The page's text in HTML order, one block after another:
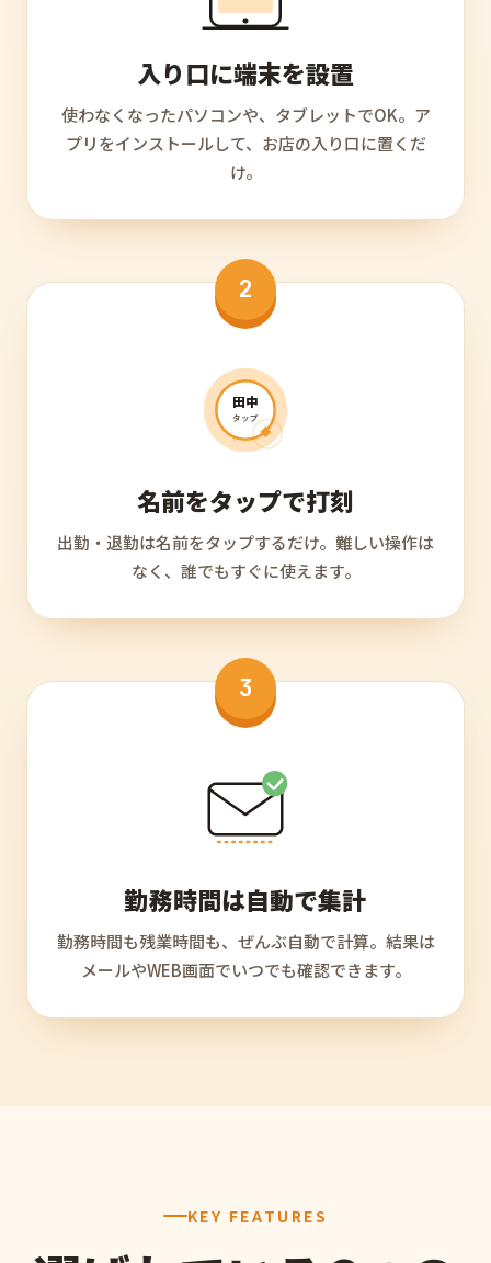
入り口に端末を設置
使わなくなったパソコンや、タブレットでOK。ア
プリをインストールして、お店の入り口に置くだ
け。
2
田中
タップ
名前をタップで打刻
出勤・退勤は名前をタップするだけ。難しい操作は
なく、誰でもすぐに使えます。
3
勤務時間は自動で集計
勤務時間も残業時間も、ぜんぶ自動で計算。結果は
メールやWEB画面でいつでも確認できます。
KEY FEATURES